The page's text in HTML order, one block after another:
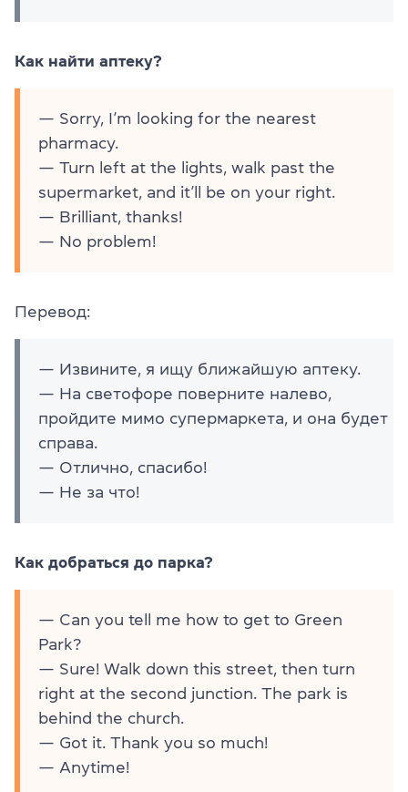
Как найти аптеку?
— Sorry, I’m looking for the nearest
pharmacy.
— Turn left at the lights, walk past the
supermarket, and it’ll be on your right.
— Brilliant, thanks!
— No problem!
Перевод:
— Извините, я ищу ближайшую аптеку.
— На светофоре поверните налево,
пройдите мимо супермаркета, и она будет
справа.
— Отлично, спасибо!
— Не за что!
Как добраться до парка?
— Can you tell me how to get to Green
Park?
— Sure! Walk down this street, then turn
right at the second junction. The park is
behind the church.
— Got it. Thank you so much!
— Anytime!